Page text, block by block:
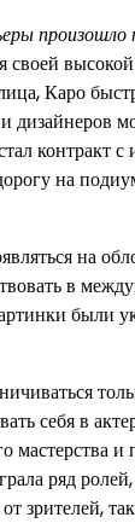
произошло
своей
Каро
дизайнеров
контракт
на
на
в
были
себя в
мастерства и
ряд
зрителей,